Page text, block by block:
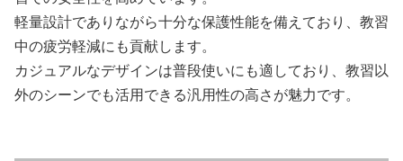
軽量設計でありながら十分な保護性能を備えており、教習
中の疲労軽減にも貢献します。
カジュアルなデザインは普段使いにも適しており、教習以
外のシーンでも活用できる汎用性の高さが魅力です。